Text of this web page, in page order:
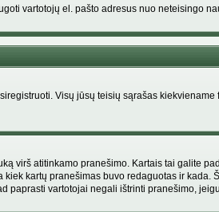
vartotojų el. pašto adresus nuo neteisingo
Visų jūsų teisių sąrašas
virš atitinkamo pranešimo. Kartais tai galite
kartų pranešimas buvo redaguotas ir kada.
paprasti vartotojai negali ištrinti pranešimo,